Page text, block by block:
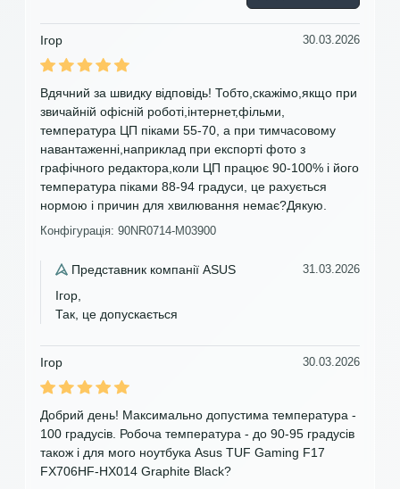
Ігор 30.03.2026
Вдячний за швидку відповідь! Тобто,скажімо,якщо при
звичайній офісній роботі,інтернет,фільми,
температура ЦП піками 55-70, а при тимчасовому
навантаженні,наприклад при експорті фото з
графічного редактора,коли ЦП працює 90-100% і його
температура піками 88-94 градуси, це рахується
нормою і причин для хвилювання немає?Дякую.
Конфігурація: 90NR0714-M03900
Представник компанії ASUS 31.03.2026
Ігор,
Так, це допускається
Ігор 30.03.2026
Добрий день! Максимально допустима температура -
100 градусів. Робоча температура - до 90-95 градусів
також і для мого ноутбука Asus TUF Gaming F17
FX706HF-HX014 Graphite Black?